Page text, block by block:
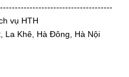
vụ HTH
La Khê, Hà Đông, Hà Nội